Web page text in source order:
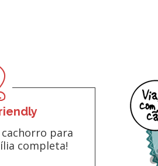
para
completa!